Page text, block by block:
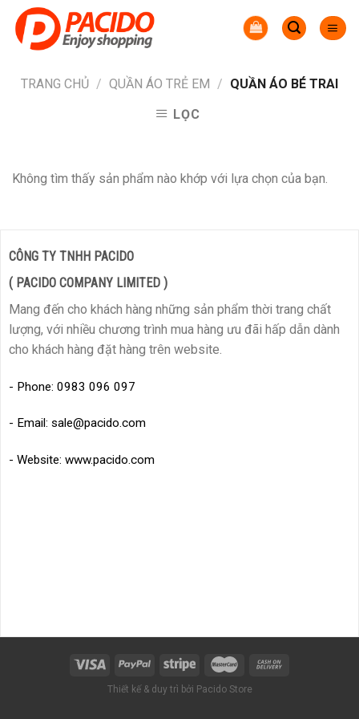
Skip
content
TRANG CHỦ / QUẦN ÁO TRẺ EM / QUẦN ÁO BÉ TRAI
LỌC
Không tìm thấy sản phẩm nào khớp với lựa chọn của bạn.
CÔNG TY TNHH PACIDO
( PACIDO COMPANY LIMITED )
Mang đến cho khách hàng những sản phẩm thời trang chất
lượng, với nhiều chương trình mua hàng ưu đãi hấp dẫn dành
cho khách hàng đặt hàng trên website.
- Phone: 0983 096 097
- Email: sale@pacido.com
- Website: www.pacido.com
Thiết kế & duy trì bởi Pacido Store